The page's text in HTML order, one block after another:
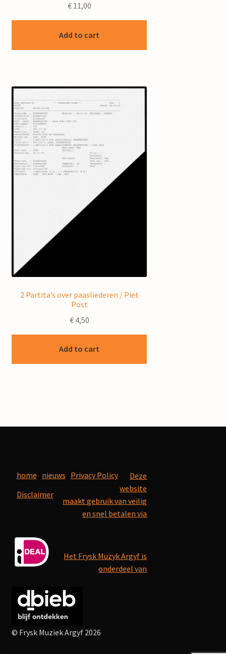
€11,00
Add to cart
2 Partita’s over paasliederen / Piet
Post
€4,50
Add to cart
home nieuws Privacy Policy
Disclaimer
Deze
website
maakt gebruik van veilig
en snel betalen via
Het Frysk Muzyk Argyf is
onderdeel van
© Frysk Muziek Argyf 2026